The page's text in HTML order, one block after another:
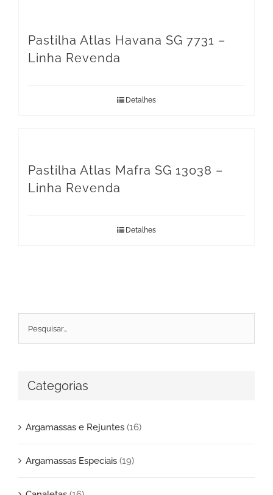
Pastilha Atlas Havana SG 7731 –
Linha Revenda
Detalhes
Pastilha Atlas Mafra SG 13038 –
Linha Revenda
Detalhes
Categorias
Argamassas e Rejuntes (16)
Argamassas Especiais (19)